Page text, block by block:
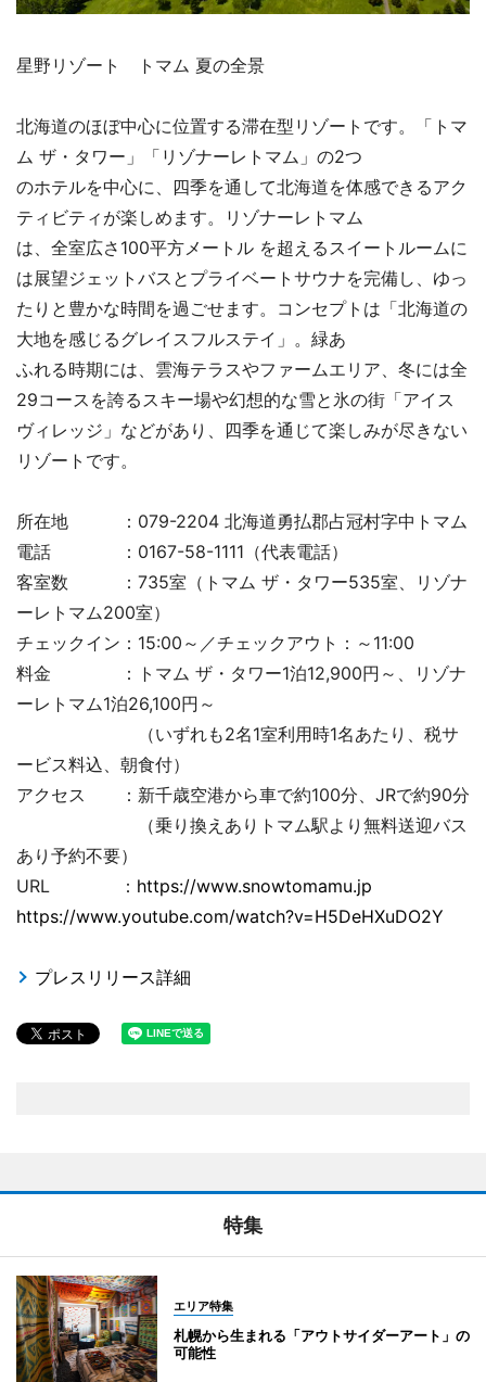
星野リゾート トマム 夏の全景
北海道のほぼ中心に位置する滞在型リゾートです。「トマ
ム ザ・タワー」「リゾナーレトマム」の2つ
のホテルを中心に、四季を通して北海道を体感できるアク
ティビティが楽しめます。リゾナーレトマム
は、全室広さ100平方メートル を超えるスイートルームに
は展望ジェットバスとプライベートサウナを完備し、ゆっ
たりと豊かな時間を過ごせます。コンセプトは「北海道の
大地を感じるグレイスフルステイ」。緑あ
ふれる時期には、雲海テラスやファームエリア、冬には全
29コースを誇るスキー場や幻想的な雪と氷の街「アイス
ヴィレッジ」などがあり、四季を通じて楽しみが尽きない
リゾートです。
所在地 ：079-2204 北海道勇払郡占冠村字中トマム
電話 ：0167-58-1111（代表電話）
客室数 ：735室（トマム ザ・タワー535室、リゾナ
ーレトマム200室）
チェックイン：15:00～／チェックアウト：～11:00
料金 ：トマム ザ・タワー1泊12,900円～、リゾナ
ーレトマム1泊26,100円～
（いずれも2名1室利用時1名あたり、税サ
ービス料込、朝食付）
アクセス ：新千歳空港から車で約100分、JRで約90分
（乗り換えありトマム駅より無料送迎バス
あり予約不要）
URL ： https://www.snowtomamu.jp
https://www.youtube.com/watch?v=H5DeHXuDO2Y
プレスリリース詳細
特集
エリア特集
札幌から生まれる「アウトサイダーアート」の
可能性